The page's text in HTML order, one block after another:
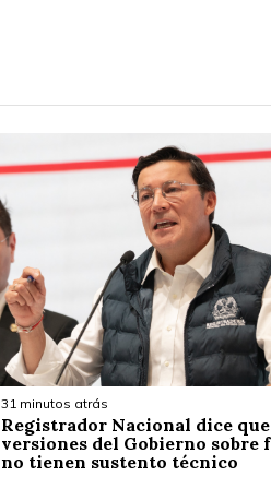
31 minutos atrás
Registrador Nacional dice
versiones del Gobierno sobre
no tienen sustento técnico